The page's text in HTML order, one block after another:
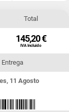
Total
145,20 €
IVA Incluido
Entrega
11 Agosto